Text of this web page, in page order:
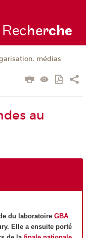
Recherche
médias
au
du laboratoire GBA
Elle a ensuite porté